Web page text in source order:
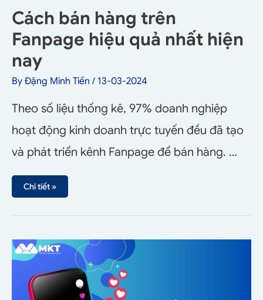
Cách bán hàng trên
Fanpage hiệu quả nhất hiện
nay
By Đặng Minh Tiến / 13-03-2024
Theo số liệu thống kê, 97% doanh nghiệp
hoạt động kinh doanh trực tuyến đều đã tạo
và phát triển kênh Fanpage để bán hàng. …
Chi tiết »